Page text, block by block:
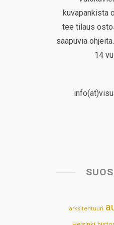
kuvapankista
tee tilaus
saapuvia
14
arkkitehtuuri